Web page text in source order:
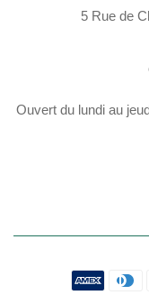
5 Rue de
Ouvert du lundi au